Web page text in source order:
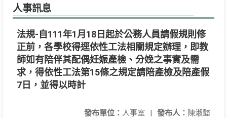
人事訊息
法規-自111年1月18日起於公務人員請假規則修
正前，各學校得逕依性工法相關規定辦理，即教
師如有陪伴其配偶妊娠產檢、分娩之事實及需
求，得依性工法第15條之規定請陪產檢及陪產假
7日，並得以時計
發布人： 陳淑懿
發布單位： 人事室 |